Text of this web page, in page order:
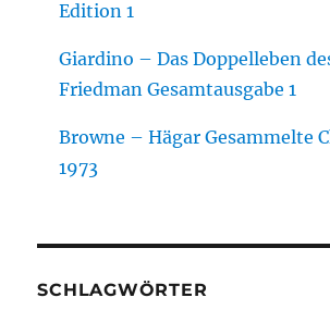
Edition 1
Giardino – Das Doppelleben
Friedman Gesamtausgabe 1
Browne – Hägar Gesammelte
1973
SCHLAGWÖRTER